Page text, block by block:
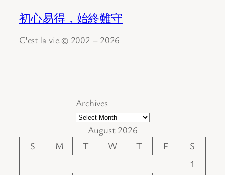
初心易得，始終難守
C'est la vie.© 2002 – 2026
Archives
August 2026
S
M T W T F
S
1